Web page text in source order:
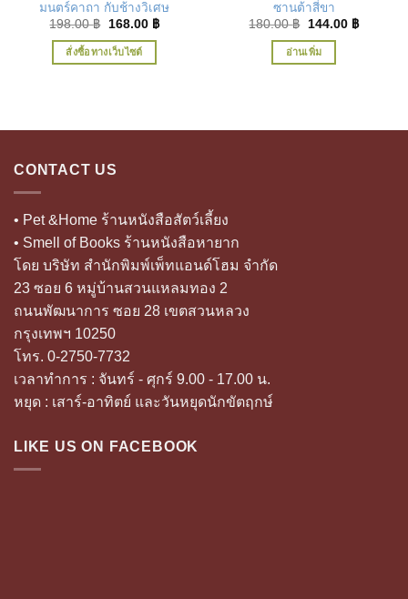
มนตร์คาถา กับช้างวิเศษ
198.00฿
Original
was:
198.00 ฿.
168.00 ฿Current
สั่งซื้อทางเว็บไซต์
ซานต้าสี่ขา
180.00฿
Original
was:
180.00 ฿.
144.00 ฿Current
อ่านเพิ่ม
CONTACT US
• Pet &Home ร้านหนังสือสัตว์เลี้ยง
• Smell of Books ร้านหนังสือหายาก
โดย บริษัท สำนักพิมพ์เพ็ทแอนด์โฮม จำกัด
23 ซอย 6 หมู่บ้านสวนแหลมทอง 2
ถนนพัฒนาการ ซอย 28 เขตสวนหลวง
กรุงเทพฯ 10250
โทร. 0-2750-7732
เวลาทำการ : จันทร์ - ศุกร์ 9.00 - 17.00 น.
หยุด : เสาร์-อาทิตย์ และวันหยุดนักขัตฤกษ์
LIKE US ON FACEBOOK